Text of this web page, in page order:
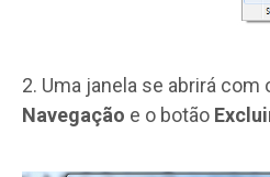
2. Uma janela se abrirá com
Navegação e o botão